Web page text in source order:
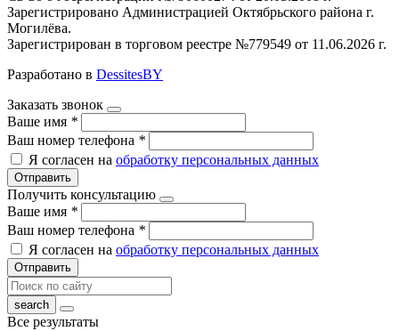
Зарегистрировано Администрацией Октябрьского района г.
Могилёва.
Зарегистрирован в торговом реестре №779549 от 11.06.2026 г.
Разработано в DessitesBY
Заказать звонок
Ваше имя *
Ваш номер телефона *
Я согласен на обработку персональных данных
Отправить
Получить консультацию
Ваше имя *
Ваш номер телефона *
Я согласен на обработку персональных данных
Отправить
Все результаты